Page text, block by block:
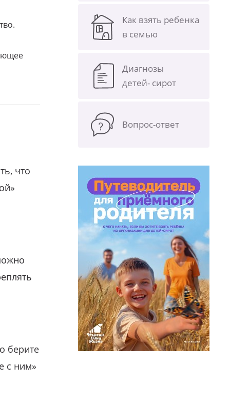
что
берите
с ним»
Как взять ребенка
в семью
Диагнозы
детей- сирот
Вопрос-ответ